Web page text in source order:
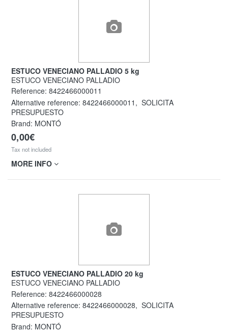
ESTUCO VENECIANO PALLADIO 5 kg
ESTUCO VENECIANO PALLADIO
Reference: 8422466000011
Alternative reference: 8422466000011 , SOLICITA
PRESUPUESTO
Brand: MONTÓ
0,00€
Tax not included
MORE INFO
ESTUCO VENECIANO PALLADIO 20 kg
ESTUCO VENECIANO PALLADIO
Reference: 8422466000028
Alternative reference: 8422466000028, SOLICITA
PRESUPUESTO
Brand: MONTÓ